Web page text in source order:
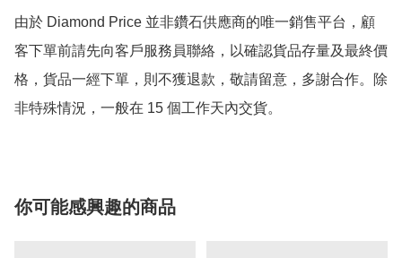
由於 Diamond Price 並非鑽石供應商的唯一銷售平台，顧
客下單前請先向客戶服務員聯絡，以確認貨品存量及最終價
格，貨品一經下單，則不獲退款，敬請留意，多謝合作。除
非特殊情況，一般在 15 個工作天內交貨。
你可能感興趣的商品